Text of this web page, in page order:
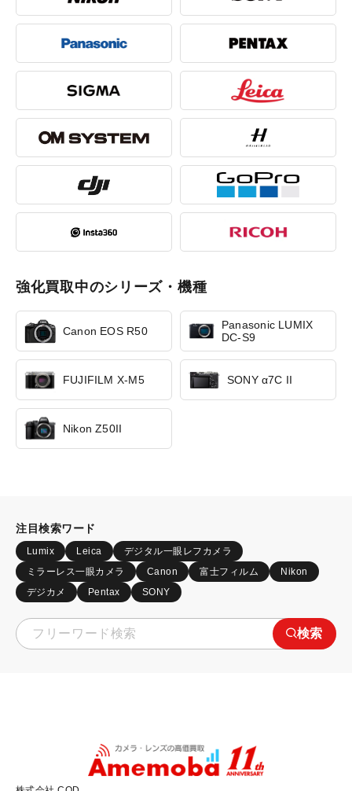
強化買取中のシリーズ・機種
Canon EOS R50
Panasonic LUMIX
DC-S9
FUJIFILM X-M5 SONY α7C II
Nikon Z50II
注目検索ワード
Lumix Leica
デジタル一眼レフカメラ
ミラーレス一眼カメラ
Canon 富士フィルム
Nikon
デジカメ
Pentax SONY
検索